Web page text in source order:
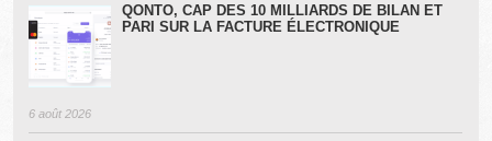
QONTO, CAP DES 10 MILLIARDS DE BILAN ET
PARI SUR LA FACTURE ÉLECTRONIQUE
6 août 2026